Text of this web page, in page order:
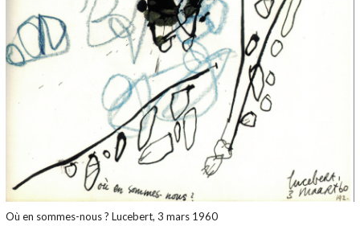
Où en sommes-nous ? Lucebert, 3 mars 1960